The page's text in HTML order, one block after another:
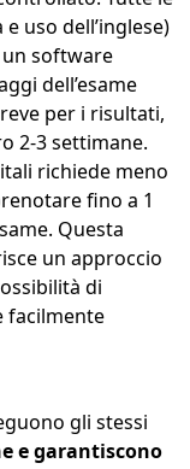
uso dell’inglese)
software
dell’esame
per i risultati,
2-3 settimane.
richiede meno
fino a 1
Questa
un approccio
di
facilmente
gli stessi
e garantiscono